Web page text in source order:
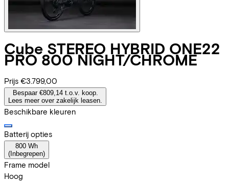
Cube STEREO HYBRID ONE22
PRO 800 NIGHT/CHROME
Prijs €3.799,00
Bespaar €809,14 t.o.v. koop.
Lees meer over zakelijk leasen.
Beschikbare kleuren
Batterij opties
800 Wh
( Inbegrepen)
Frame model
Hoog